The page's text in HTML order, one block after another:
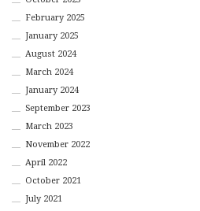
February 2025
January 2025
August 2024
March 2024
January 2024
September 2023
March 2023
November 2022
April 2022
October 2021
July 2021